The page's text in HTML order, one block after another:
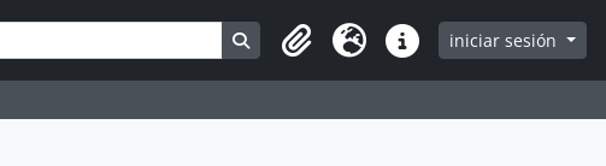
Search in browse page
Clipboard
Idioma Enlaces rápidos
iniciar sesión